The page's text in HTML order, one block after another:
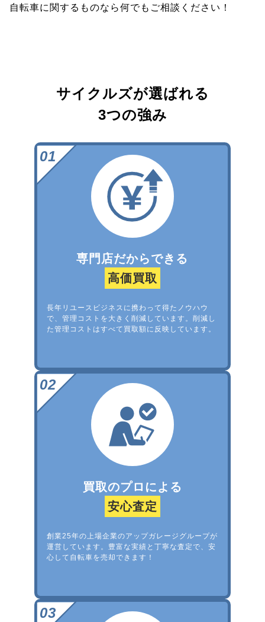
自転車に関するものなら何でもご相談ください！
サイクルズが選ばれる
3つの強み
専門店だからできる
高価買取
長年リユースビジネスに携わって得たノウハウ
で、管理コストを大きく削減しています。削減し
た管理コストはすべて買取額に反映しています。
買取のプロによる
安心査定
創業25年の上場企業のアップガレージグループが
運営しています。豊富な実績と丁寧な査定で、安
心して自転車を売却できます！